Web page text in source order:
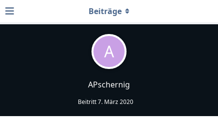
A
APschernig
Beitritt7. März 2020
Beiträge